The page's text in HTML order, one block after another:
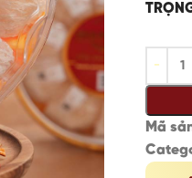
Mã